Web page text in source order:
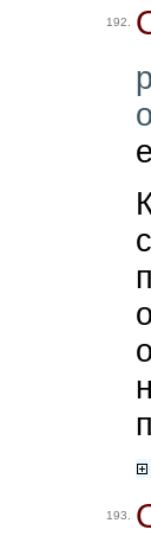
192.
193.